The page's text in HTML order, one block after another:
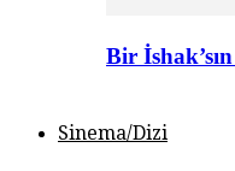
Bir
Sinema/Dizi